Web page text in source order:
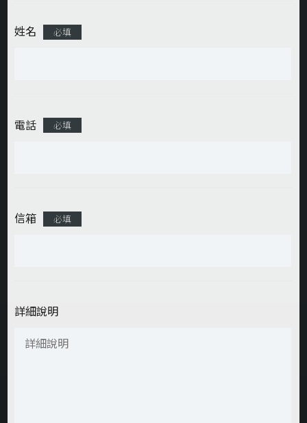
姓名 必填
電話 必填
信箱 必填
詳細說明